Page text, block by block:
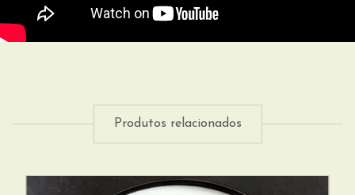
Produtos relacionados